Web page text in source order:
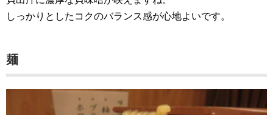
しっかりとしたコクのバランス感が心地よいです。
麺